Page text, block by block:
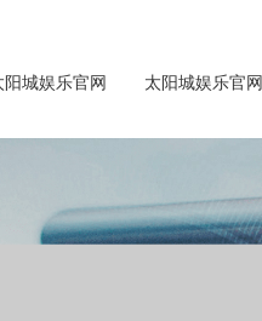
阳城娱乐官网 太阳城娱乐官网